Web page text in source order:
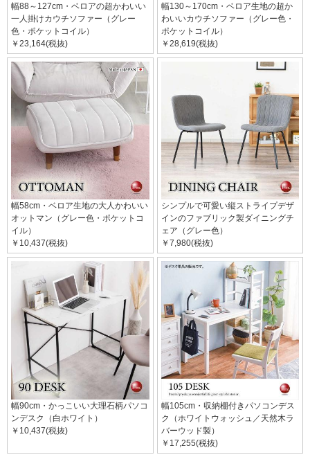
幅88～127cm・ベロアの超かわいい
一人掛けカウチソファー（グレー
色・ポケットコイル）
￥23,164(税抜)
幅130～170cm・ベロア生地の超か
わいいカウチソファー（グレー色・
ポケットコイル）
￥28,619(税抜)
幅58cm・ベロア生地の大人かわいい
オットマン（グレー色・ポケットコ
イル）
￥10,437(税抜)
シンプルで可愛い縦ストライプデザ
インのファブリック製ダイニングチ
ェア（グレー色）
￥7,980(税抜)
幅90cm・かっこいい大理石柄パソコ
ンデスク（白ホワイト）
￥10,437(税抜)
幅105cm・収納棚付きパソコンデス
ク（ホワイトウォッシュ／天然木ラ
バーウッド製）
￥17,255(税抜)